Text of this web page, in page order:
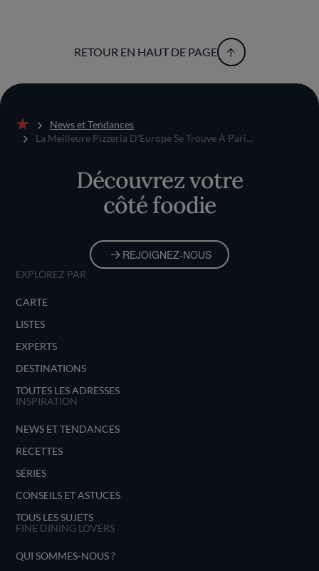
RETOUR EN HAUT DE PAGE
Accueil
News et Tendances
La Meilleure Pizzeria D'Europe Se Trouve À Pari...
Découvrez votre
côté foodie
REJOIGNEZ-NOUS
EXPLOREZ PAR
CARTE
LISTES
EXPERTS
DESTINATIONS
TOUTES LES ADRESSES
INSPIRATION
NEWS ET TENDANCES
RECETTES
SÉRIES
CONSEILS ET ASTUCES
TOUS LES SUJETS
FINE DINING LOVERS
QUI SOMMES-NOUS ?